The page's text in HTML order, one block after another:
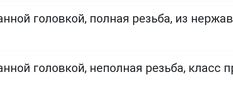
головкой, полная резьба, из
головкой, неполная резьба, класс